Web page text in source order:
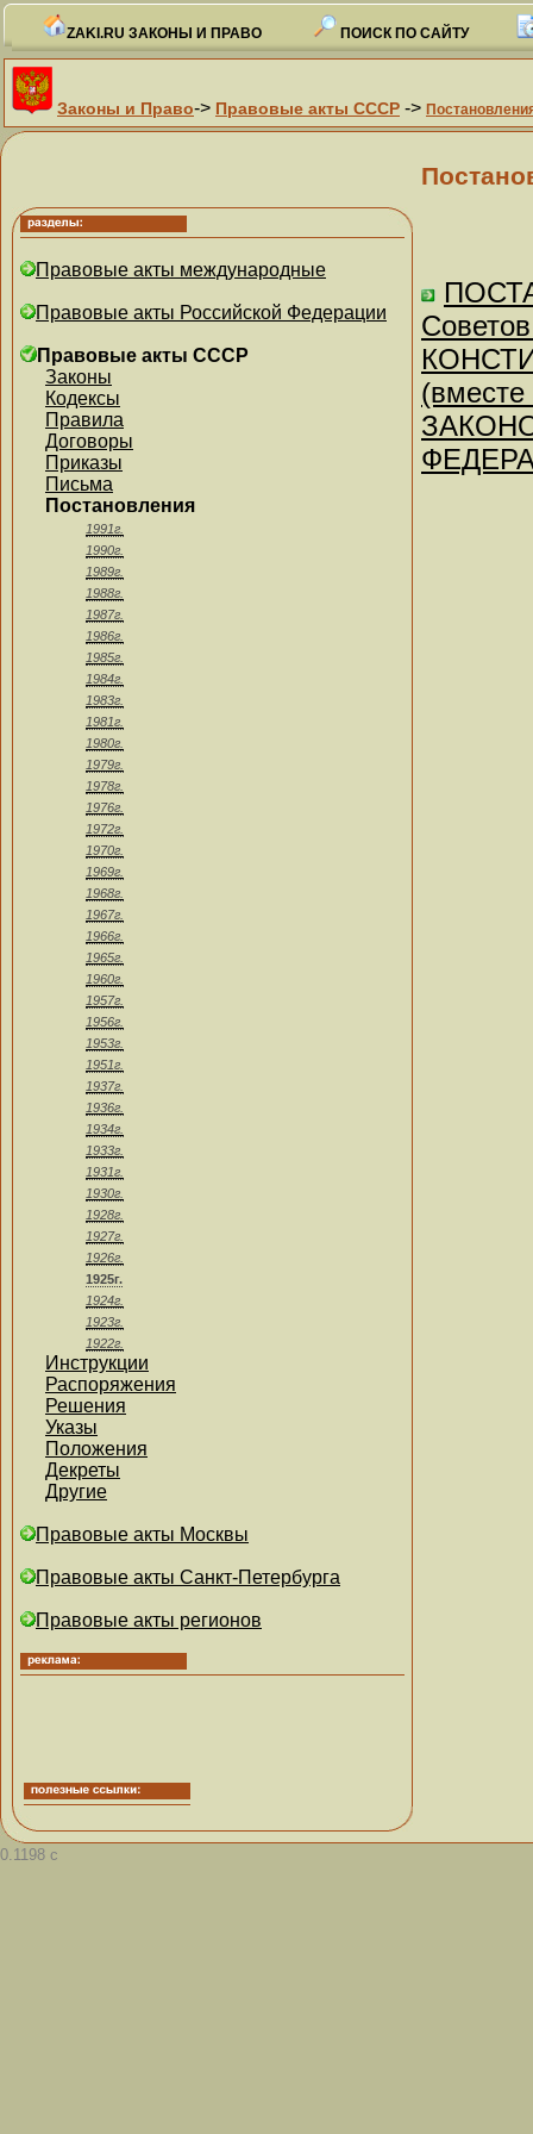
ZAKI.RU ЗАКОНЫ И ПРАВО ПОИСК ПО САЙТУ
Законы и Право-> Правовые акты СССР ->
Правовые акты международные
Правовые акты Российской Федерации
Правовые акты СССР
Законы
Кодексы
Правила
Договоры
Приказы
Письма
Постановления
1991г.
1990г.
1989г.
1988г.
1987г.
1986г.
1985г.
1984г.
1983г.
1981г.
1980г.
1979г.
1978г.
1976г.
1972г.
1970г.
1969г.
1968г.
1967г.
1966г.
1965г.
1960г.
1957г.
1956г.
1953г.
1951г.
1937г.
1936г.
1934г.
1933г.
1931г.
1930г.
1928г.
1927г.
1926г.
1925г.
1924г.
1923г.
1922г.
Инструкции
Распоряжения
Решения
Указы
Положения
Декреты
Другие
Правовые акты Москвы
Правовые акты Санкт-Петербурга
Правовые акты регионов
0.1198 с